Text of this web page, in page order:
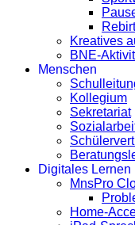
Kreatives
BNE-
Menschen
Kollegium
Sekretariat
Digitales Lernen
MnsPro
Home-